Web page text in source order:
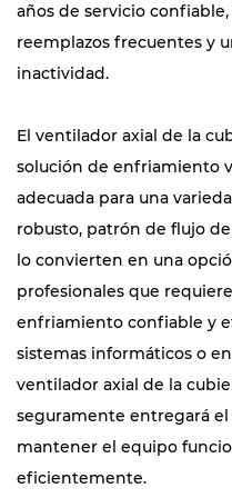
años de servicio
reemplazos frecuentes y
inactividad.
El ventilador axial de la
solución de enfriamiento
adecuada para una
robusto, patrón de flujo
lo convierten en una
profesionales que
enfriamiento confiable y
sistemas informáticos o
ventilador axial de la
seguramente entregará
mantener el equipo
eficientemente.